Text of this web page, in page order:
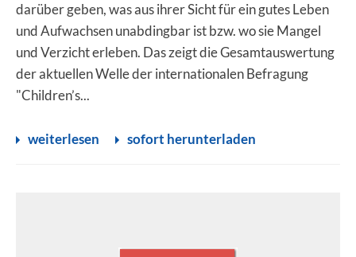
darüber geben, was aus ihrer Sicht für ein gutes Leben
und Aufwachsen unabdingbar ist bzw. wo sie Mangel
und Verzicht erleben. Das zeigt die Gesamtauswertung
der aktuellen Welle der internationalen Befragung
"Children’s...
weiterlesen sofort herunterladen